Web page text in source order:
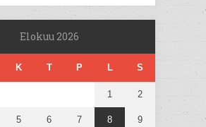
Elokuu 2026
K T P L S
1 2
5 6 7 8 9